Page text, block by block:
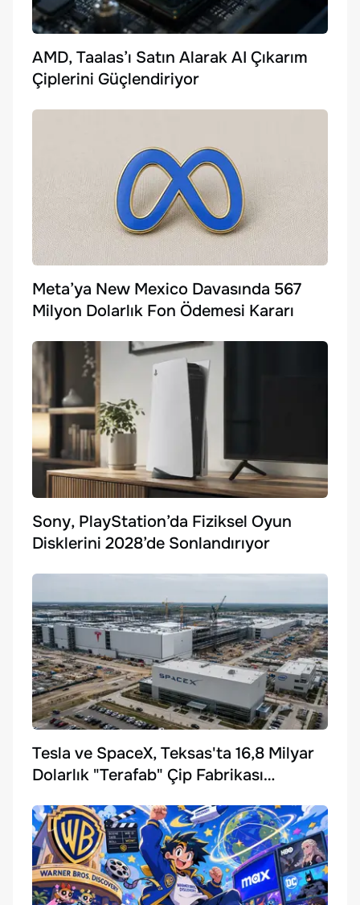
AMD, Taalas’ı Satın Alarak AI Çıkarım
Çiplerini Güçlendiriyor
Meta’ya New Mexico Davasında 567
Milyon Dolarlık Fon Ödemesi Kararı
Sony, PlayStation’da Fiziksel Oyun
Disklerini 2028’de Sonlandırıyor
Tesla ve SpaceX, Teksas'ta 16,8 Milyar
Dolarlık "Terafab" Çip Fabrikası